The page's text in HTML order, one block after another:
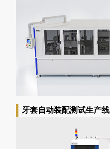
牙套自动装配测试生产线